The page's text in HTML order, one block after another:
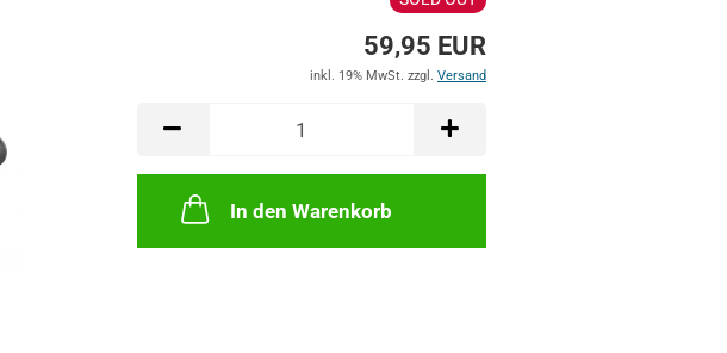
59,95 EUR
inkl. 19% MwSt. zzgl. Versand
In den Warenkorb